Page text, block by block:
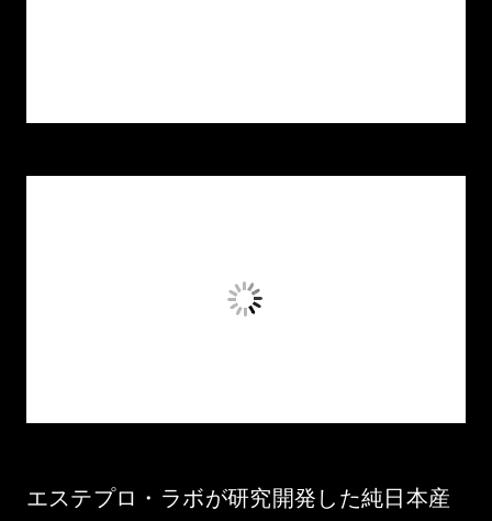
エステプロ・ラボが研究開発した純日本産